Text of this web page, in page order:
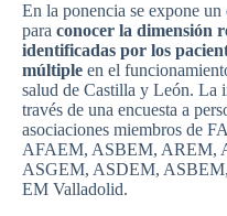
En la ponencia se expone
para conocer la dimensión
identificadas por los
múltiple en el
salud de Castilla y León. La
través de una encuesta a
asociaciones miembros de
AFAEM, ASBEM, AREM,
ASGEM, ASDEM,
EM Valladolid.